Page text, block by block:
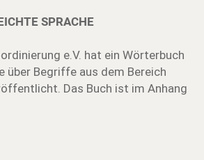
SPRACHE
e.V. hat ein Wörterbuch
über Begriffe aus dem Bereich
Das Buch ist im Anhang